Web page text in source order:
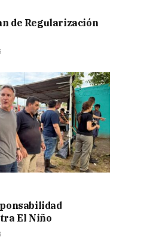
de Regularización
El Niño